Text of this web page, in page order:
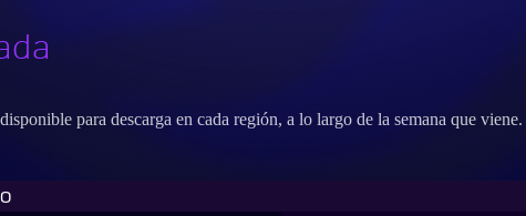
para descarga en cada región, a lo largo de la semana que